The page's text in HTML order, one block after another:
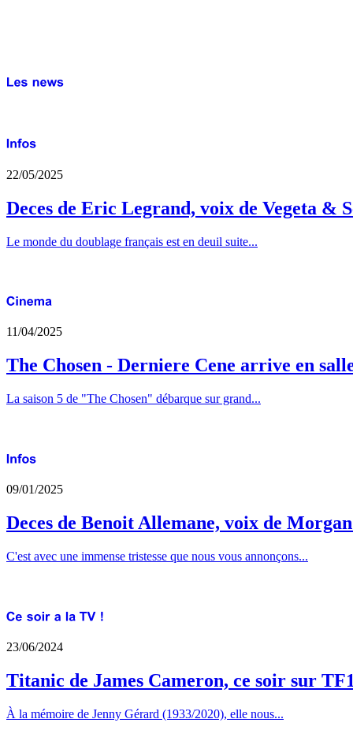
22/05/2025
Deces de Eric Legrand, voix de Vegeta &
Le monde du doublage français est en deuil suite...
11/04/2025
The Chosen - Derniere Cene arrive en
La saison 5 de "The Chosen" débarque sur grand...
09/01/2025
Deces de Benoit Allemane, voix de
C'est avec une immense tristesse que nous vous annonçons...
23/06/2024
Titanic de James Cameron, ce soir sur
À la mémoire de Jenny Gérard (1933/2020), elle nous...